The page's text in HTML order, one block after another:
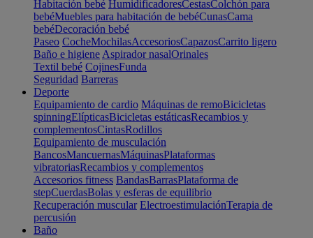
Habitación bebé HumidificadoresCestasColchón para
bebéMuebles para habitación de bebéCunasCama
bebéDecoración bebé
Paseo CocheMochilasAccesoriosCapazosCarrito ligero
Baño e higiene Aspirador nasalOrinales
Textil bebé CojinesFunda
Seguridad Barreras
Deporte
Equipamiento de cardio Máquinas de remoBicicletas
spinningElípticasBicicletas estáticasRecambios y
complementosCintasRodillos
Equipamiento de musculación
BancosMancuernasMáquinasPlataformas
vibratoriasRecambios y complementos
Accesorios fitness BandasBarrasPlataforma de
stepCuerdasBolas y esferas de equilibrio
Recuperación muscular ElectroestimulaciónTerapia de
percusión
Baño